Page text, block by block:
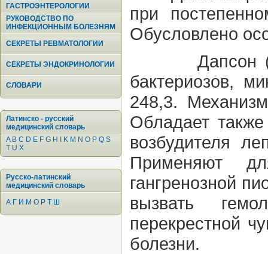
ГАСТРОЭНТЕРОЛОГИИ
РУКОВОДСТВО ПО
ИНФЕКЦИОННЫМ БОЛЕЗНЯМ
СЕКРЕТЫ РЕВМАТОЛОГИИ
СЕКРЕТЫ ЭНДОКРИНОЛОГИИ
СЛОВАРИ
Латинско - русский
медицинский словарь
A B C D E F G H K M N O P Q S
T U X
Русско-латинский
медицинский словарь
А Г И М О Р Т Ш
при
Обусловлено
Дапсон
бактериозов,
248,3.
Обладает
возбудителя
Применяют
гангренозной
вызвать
перекрестной
болезни.